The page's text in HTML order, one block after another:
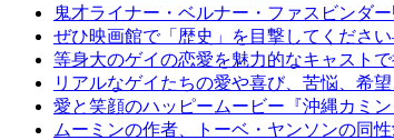
鬼才ライナー・ベルナー・ファスビンダ
ぜひ映画館で「歴史」を目撃してくださ
等身大のゲイの恋愛を魅力的なキャスト
リアルなゲイたちの愛や喜び、苦悩、希
愛と笑顔のハッピームービー『沖縄カミ
ムーミンの作者、トーベ・ヤンソンの同